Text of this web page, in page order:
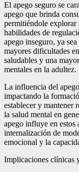
El apego seguro se
apego que brinda
permitiéndole explorar
habilidades de
apego inseguro, ya
mayores dificultades
saludables y una
mentales en la adultez.
La influencia del
impactando la
establecer y mantener
la salud mental en
apego influye en estos
internalización de
emocional y la
Implicaciones clínicas